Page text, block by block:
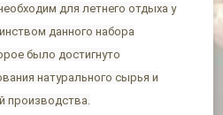
для летнего отдыха у
данного набора
было достигнуто
натурального сырья и
производства.